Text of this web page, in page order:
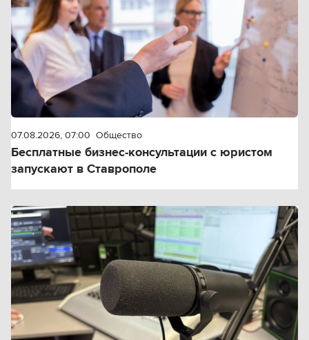
07.08.2026, 07:00 Общество
Бесплатные бизнес-консультации с юристом
запускают в Ставрополе